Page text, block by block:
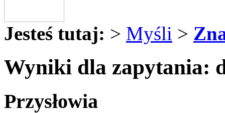
Jesteś tutaj: > Myśli >
Wyniki dla zapytania:
Przysłowia